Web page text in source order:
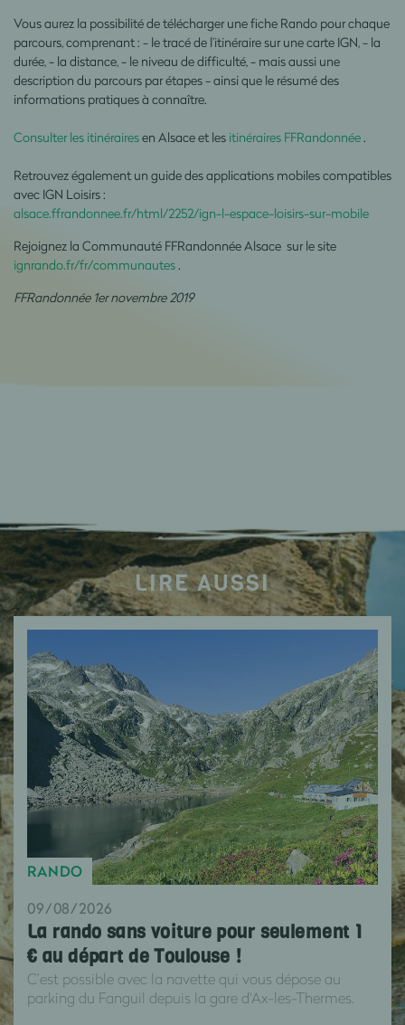
Vous aurez la possibilité de télécharger une fiche Rando pour chaque
parcours, comprenant : - le tracé de l’itinéraire sur une carte IGN, - la
durée, - la distance, - le niveau de difficulté, - mais aussi une
description du parcours par étapes - ainsi que le résumé des
informations pratiques à connaître.
Consulter les itinérairesen Alsace et les itinéraires FFRandonnée .
Retrouvez également un guide des applications mobiles compatibles
avec IGN Loisirs :
alsace.ffrandonnee.fr/html/2252/ign-l-espace-loisirs-sur-mobile
Rejoignez la Communauté FFRandonnée Alsace sur le site
ignrando.fr/fr/communautes .
FFRandonnée 1er novembre 2019
LIRE AUSSI
RANDO
09/08/2026
La rando sans voiture pour seulement 1
€ au départ de Toulouse !
C’est possible avec la navette qui vous dépose au
parking du Fanguil depuis la gare d'Ax-les-Thermes.